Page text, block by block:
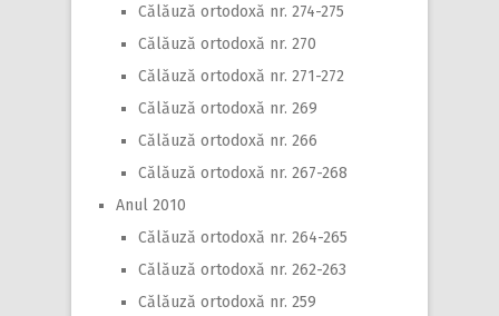
Călăuză ortodoxă nr. 274-275
Călăuză ortodoxă nr. 270
Călăuză ortodoxă nr. 271-272
Călăuză ortodoxă nr. 269
Călăuză ortodoxă nr. 266
Călăuză ortodoxă nr. 267-268
Anul 2010
Călăuză ortodoxă nr. 264-265
Călăuză ortodoxă nr. 262-263
Călăuză ortodoxă nr. 259